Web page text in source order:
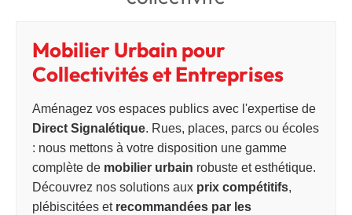
Mobilier Urbain pour
Collectivités et Entreprises
Aménagez vos espaces publics avec l'expertise de
Direct Signalétique. Rues, places, parcs ou écoles
: nous mettons à votre disposition une gamme
complète de mobilier urbain robuste et esthétique.
Découvrez nos solutions aux prix compétitifs,
plébiscitées et recommandées par les